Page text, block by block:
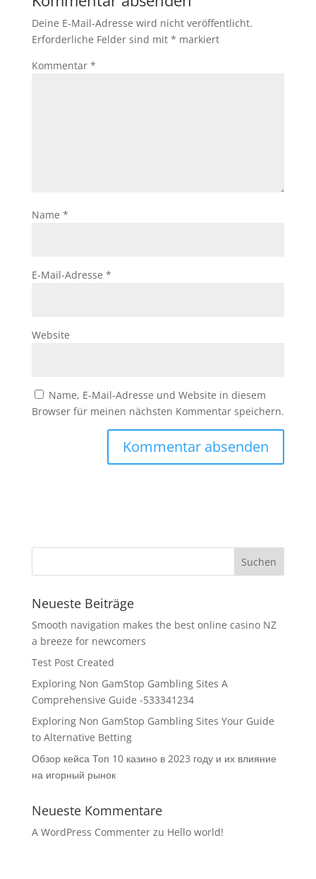
Deine E-Mail-Adresse wird nicht veröffentlicht.
Erforderliche Felder sind mit * markiert
Kommentar *
Name *
E-Mail-Adresse *
Website
Name, E-Mail-Adresse und Website in diesem
Browser für meinen nächsten Kommentar speichern.
Neueste Beiträge
Smooth navigation makes the best online casino NZ
a breeze for newcomers
Test Post Created
Exploring Non GamStop Gambling Sites A
Comprehensive Guide -533341234
Exploring Non GamStop Gambling Sites Your Guide
to Alternative Betting
Обзор кейса Топ 10 казино в 2023 году и их влияние
на игорный рынок
Neueste Kommentare
A WordPress Commenterzu Hello world!